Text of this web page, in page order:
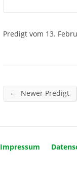
Predigt vom 13.
← Newer Predigt
Impressum